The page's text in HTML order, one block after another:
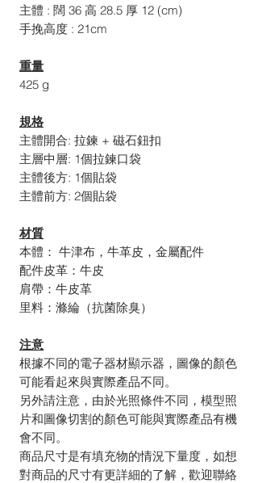
主體 : 闊 36 高 28.5 厚 12 (cm)
手挽高度 : 21cm
重量
425 g
規格
主體開合: 拉鍊 + 磁石鈕扣
主層中層: 1個拉鍊口袋
主體後方: 1個貼袋
主體前方: 2個貼袋
材質
本體： 牛津布，牛革皮，金屬配件
配件皮革：牛皮
肩帶：牛皮革
里料：滌綸（抗菌除臭）
注意
根據不同的電子器材顯示器，圖像的顏色
可能看起來與實際產品不同。
另外請注意，由於光照條件不同，模型照
片和圖像切割的顏色可能與實際產品有機
會不同。
商品尺寸是有填充物的情況下量度，如想
對商品的尺寸有更詳細的了解，歡迎聯絡